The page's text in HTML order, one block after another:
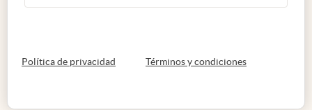
Política de privacidad abre en nueva pestaña
Términos y condicionesabre en nueva